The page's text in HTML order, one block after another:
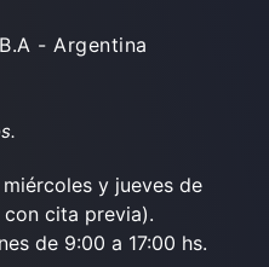
- Argentina
y jueves de
con cita previa).
de 9:00 a 17:00 hs.